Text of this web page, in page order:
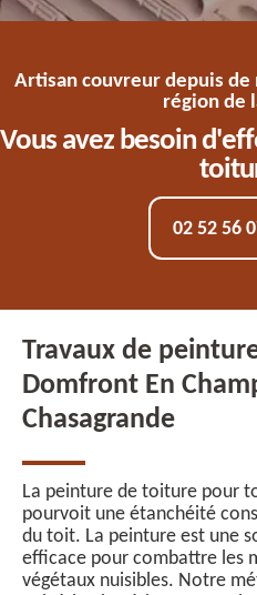
Artisan couvreur depuis de
région de
Vous avez besoin
02 52 56
Travaux de
Domfront En
Chasagrande
La peinture de toiture pour
pourvoit une étanchéité
du toit. La peinture est une
efficace pour combattre les
végétaux nuisibles. Notre